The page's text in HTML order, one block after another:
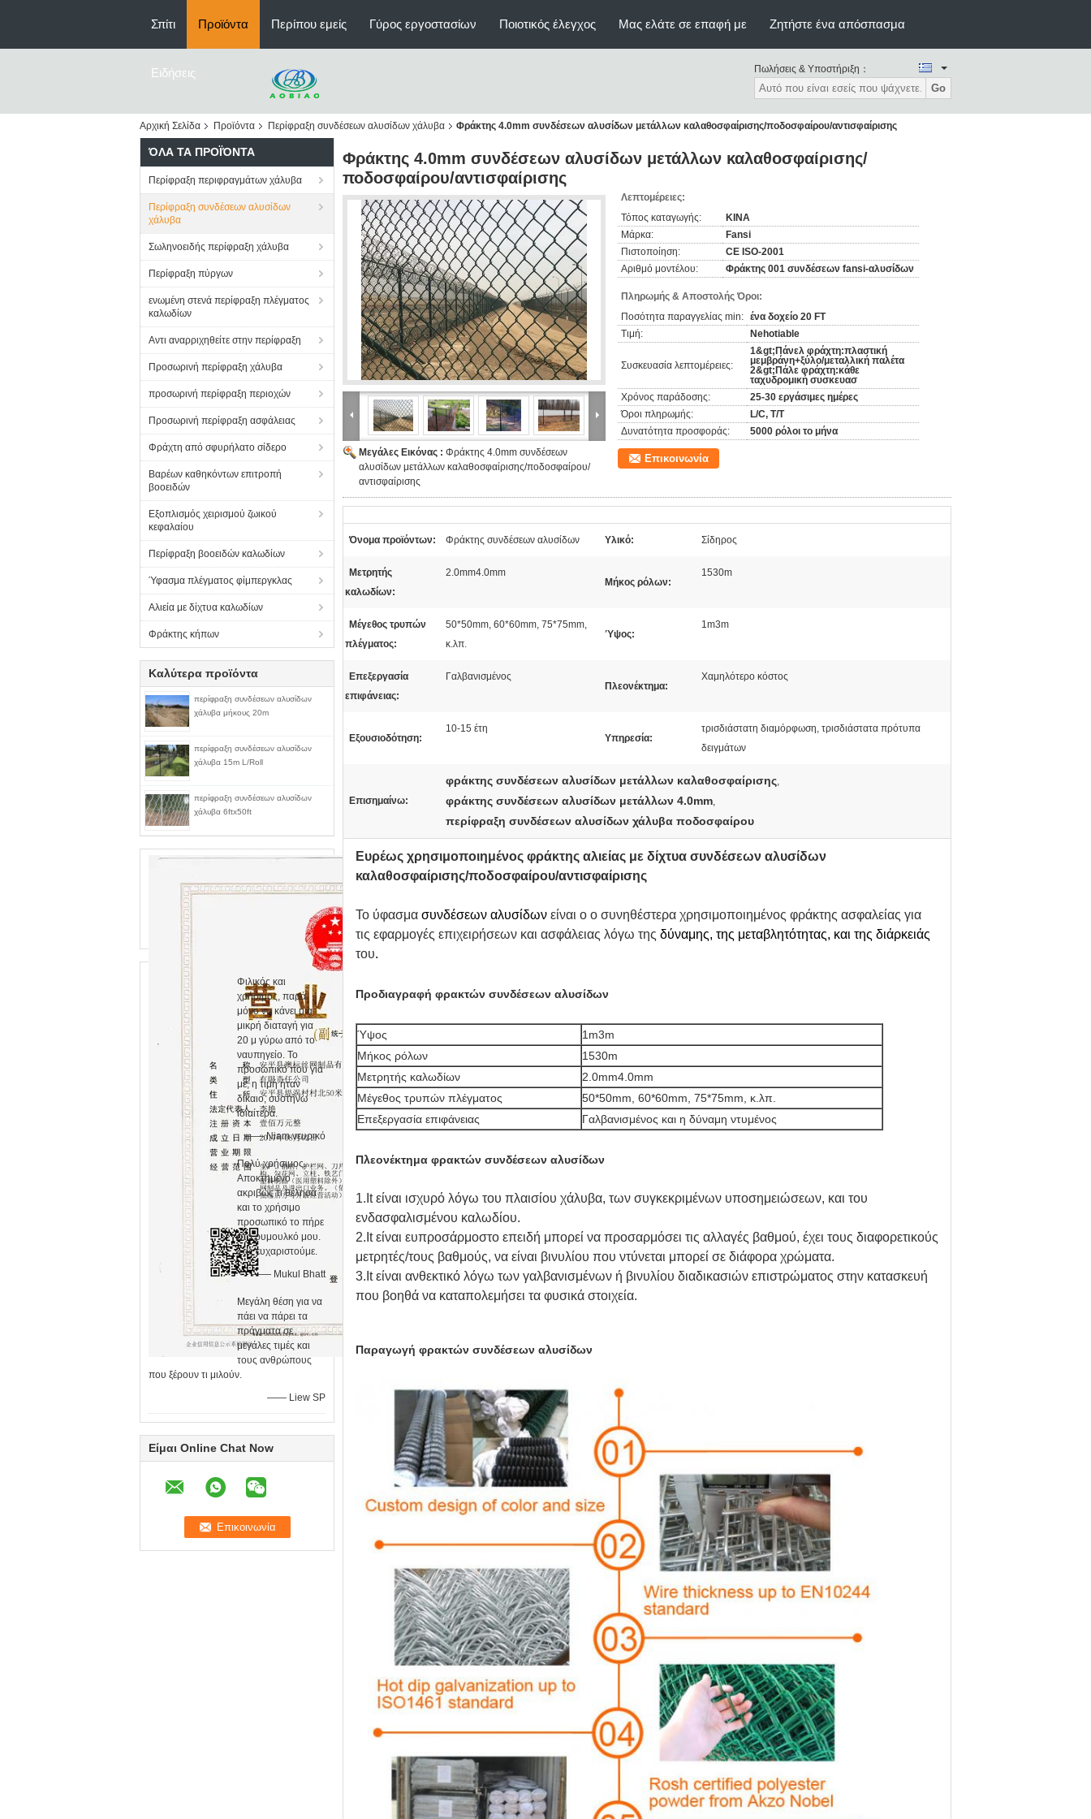
Σπίτι Προϊόντα Περίπου εμείς Γύρος εργοστασίων Ποιοτικός έλεγχος Μας ελάτε σε επαφή με Ζητήστε ένα απόσπασμα
Ειδήσεις Πωλήσεις & Υποστήριξη：
Go
Αρχική Σελίδα Προϊόντα Περίφραξη συνδέσεων αλυσίδων χάλυβα Φράκτης 4.0mm συνδέσεων αλυσίδων μετάλλων καλαθοσφαίρισης/ποδοσφαίρου/αντισφαίρισης
ΌΛΑ ΤΑ ΠΡΟΪΌΝΤΑ
Περίφραξη περιφραγμάτων χάλυβα
Περίφραξη συνδέσεων αλυσίδων
χάλυβα
Σωληνοειδής περίφραξη χάλυβα
Περίφραξη πύργων
ενωμένη στενά περίφραξη πλέγματος
καλωδίων
Αντι αναρριχηθείτε στην περίφραξη
Προσωρινή περίφραξη χάλυβα
προσωρινή περίφραξη περιοχών
Προσωρινή περίφραξη ασφάλειας
Φράχτη από σφυρήλατο σίδερο
Βαρέων καθηκόντων επιτροπή
βοοειδών
Εξοπλισμός χειρισμού ζωικού
κεφαλαίου
Περίφραξη βοοειδών καλωδίων
Ύφασμα πλέγματος φίμπεργκλας
Αλιεία με δίχτυα καλωδίων
Φράκτης κήπων
Καλύτερα προϊόντα
περίφραξη συνδέσεων αλυσίδων
χάλυβα μήκους 20m
περίφραξη συνδέσεων αλυσίδων
χάλυβα 15m L/Roll
περίφραξη συνδέσεων αλυσίδων
χάλυβα 6ftx50ft
Φιλικός και
χρήσιμος, παρά
μόνο να κάνει μια
μικρή διαταγή για
20 μ γύρω από το
ναυπηγείο. Το
προσωπικό που για
με, η τιμή ήταν
δίκαιο, συστήνω
ιδιαίτερα.
—— Niam νευρικό
Πολύ χρήσιμος.
Αποκτημένο
ακριβώς τι θέλησα
και το χρήσιμο
προσωπικό το πήρε
στο ρυμουλκό μου.
Σας ευχαριστούμε.
—— Mukul Bhatt
Μεγάλη θέση για να
πάει να πάρει τα
πράγματα σε
μεγάλες τιμές και
τους ανθρώπους
που ξέρουν τι μιλούν.
—— Liew SP
Είμαι Online Chat Now
Φράκτης 4.0mm συνδέσεων αλυσίδων μετάλλων καλαθοσφαίρισης/
ποδοσφαίρου/αντισφαίρισης
Μεγάλες Εικόνας : Φράκτης 4.0mm συνδέσεων
αλυσίδων μετάλλων καλαθοσφαίρισης/ποδοσφαίρου/
αντισφαίρισης
Λεπτομέρειες:
Τόπος καταγωγής:
ΚΙΝΑ
Μάρκα:
Fansi
Πιστοποίηση:
CE ISO-2001
Αριθμό μοντέλου:
Φράκτης 001 συνδέσεων fansi-αλυσίδων
Πληρωμής & Αποστολής Όροι:
Ποσότητα παραγγελίας min: ένα δοχείο 20 FT
Τιμή:
Nehotiable
Συσκευασία λεπτομέρειες:
1&gt;Πάνελ φράχτη:πλαστική
μεμβράνη+ξύλο/μεταλλική παλέτα
2&gt;Πάλε φράχτη:κάθε
ταχυδρομική συσκευασ
Χρόνος παράδοσης:
25-30 εργάσιμες ημέρες
Όροι πληρωμής:
L/C, T/T
Δυνατότητα προσφοράς:
5000 ρόλοι το μήνα
Επικοινωνία
Όνομα προϊόντων: Φράκτης συνδέσεων αλυσίδων Υλικό: Σίδηρος
Μετρητής
καλωδίων:
2.0mm4.0mm
Μήκος ρόλων:
1530m
Μέγεθος τρυπών
πλέγματος:
50*50mm, 60*60mm, 75*75mm,
κ.λπ.
Ύψος:
1m3m
Επεξεργασία
επιφάνειας:
Γαλβανισμένος
Πλεονέκτημα:
Χαμηλότερο κόστος
Εξουσιοδότηση:
10-15 έτη
Υπηρεσία:
τρισδιάστατη διαμόρφωση, τρισδιάστατα πρότυπα
δειγμάτων
Επισημαίνω:
φράκτης συνδέσεων αλυσίδων μετάλλων καλαθοσφαίρισης,
φράκτης συνδέσεων αλυσίδων μετάλλων 4.0mm,
περίφραξη συνδέσεων αλυσίδων χάλυβα ποδοσφαίρου
Ευρέως χρησιμοποιημένος φράκτης αλιείας με δίχτυα συνδέσεων αλυσίδων
καλαθοσφαίρισης/ποδοσφαίρου/αντισφαίρισης
Το ύφασμα συνδέσεων αλυσίδων είναι ο ο συνηθέστερα χρησιμοποιημένος φράκτης ασφαλείας για
τις εφαρμογές επιχειρήσεων και ασφάλειας λόγω της δύναμης, της μεταβλητότητας, και της διάρκειάς
του.
Προδιαγραφή φρακτών συνδέσεων αλυσίδων
Ύψος
1m3m
Μήκος ρόλων
1530m
Μετρητής καλωδίων
2.0mm4.0mm
Μέγεθος τρυπών πλέγματος
50*50mm, 60*60mm, 75*75mm, κ.λπ.
Επεξεργασία επιφάνειας
Γαλβανισμένος και η δύναμη ντυμένος
Πλεονέκτημα φρακτών συνδέσεων αλυσίδων
1.It είναι ισχυρό λόγω του πλαισίου χάλυβα, των συγκεκριμένων υποσημειώσεων, και του
ενδασφαλισμένου καλωδίου.
2.It είναι ευπροσάρμοστο επειδή μπορεί να προσαρμόσει τις αλλαγές βαθμού, έχει τους διαφορετικούς
μετρητές/τους βαθμούς, να είναι βινυλίου που ντύνεται μπορεί σε διάφορα χρώματα.
3.It είναι ανθεκτικό λόγω των γαλβανισμένων ή βινυλίου διαδικασιών επιστρώματος στην κατασκευή
που βοηθά να καταπολεμήσει τα φυσικά στοιχεία.
Παραγωγή φρακτών συνδέσεων αλυσίδων